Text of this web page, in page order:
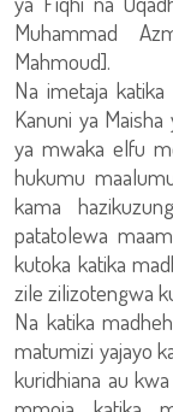
Muhammad
Mahmoud].
Na imetaja
Kanuni ya
ya mwaka elfu
hukumu
kama
patatolewa
kutoka katika
zile zilizotengwa
Na katika
matumizi yajayo
kuridhiana au